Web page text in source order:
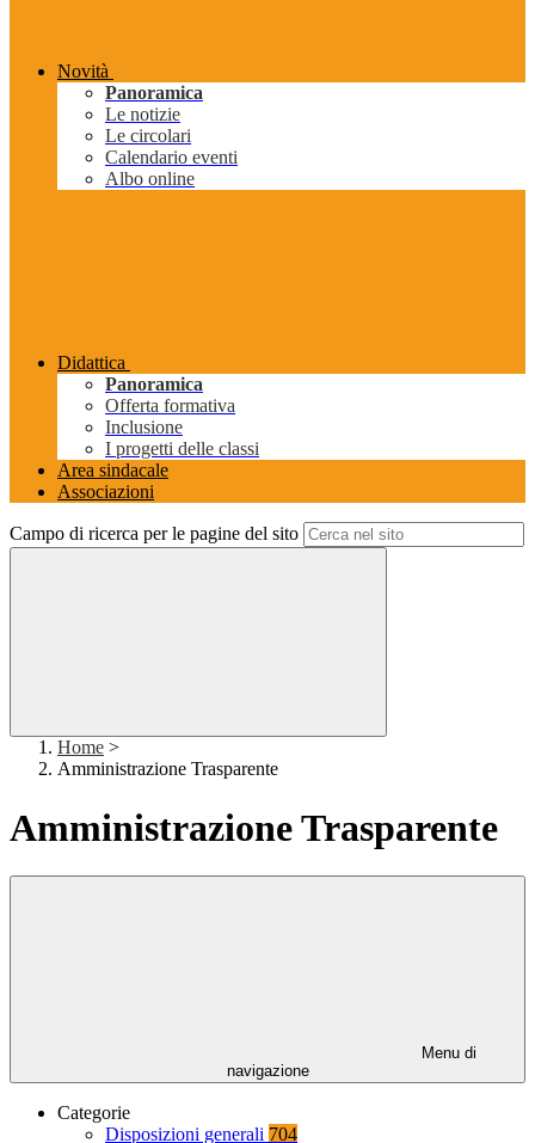
Novità
Panoramica
Le notizie
Le circolari
Calendario eventi
Albo online
Didattica
Panoramica
Offerta formativa
Inclusione
I progetti delle classi
Area sindacale
Associazioni
Campo di ricerca per le pagine del sito
Home >
Amministrazione Trasparente
Amministrazione Trasparente
Menu di
navigazione
Categorie
Disposizioni generali 704